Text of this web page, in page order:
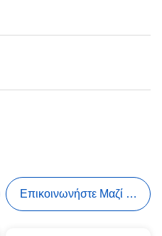
Επικοινωνήστε Μαζί Μας